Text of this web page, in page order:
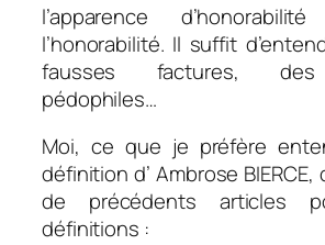
l’apparence
l’honorabilité. Il suffit
fausses factures, des
pédophiles…
Moi, ce que je préfère
définition d’ Ambrose
de précédents articles
définitions :